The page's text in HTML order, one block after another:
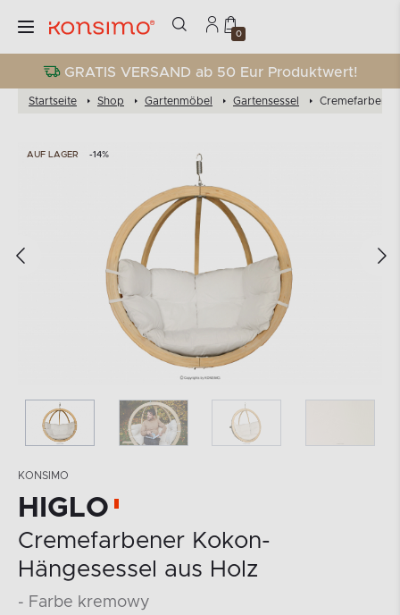
0
GRATIS VERSAND ab 50 Eur Produktwert!
Startseite Shop Gartenmöbel Gartensessel Cremefarbener
AUF LAGER -14%
KONSIMO
HIGLO
Cremefarbener Kokon-
Hängesessel aus Holz
- Farbe kremowy